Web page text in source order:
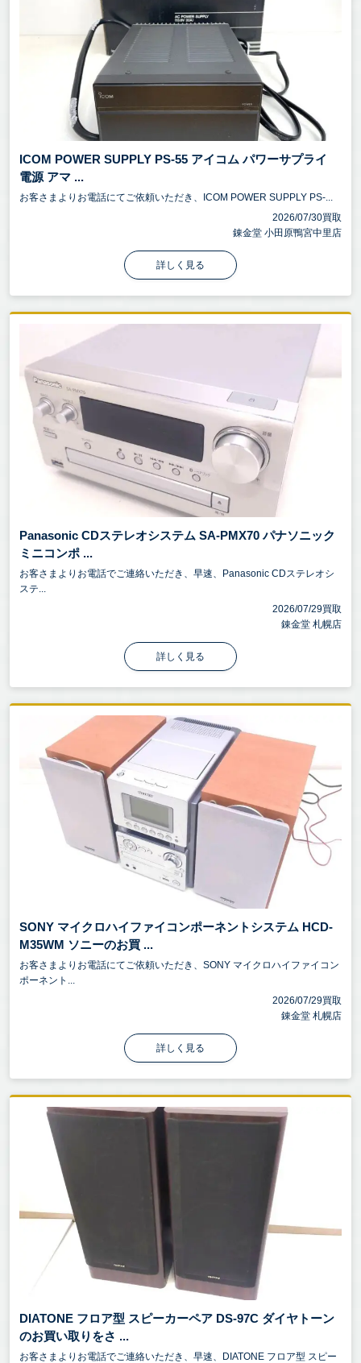
ICOM POWER SUPPLY PS-55 アイコム パワーサプライ
電源 アマ ...
お客さまよりお電話にてご依頼いただき、ICOM POWER SUPPLY PS-...
2026/07/30買取
錬金堂 小田原鴨宮中里店
詳しく見る
Panasonic CDステレオシステム SA-PMX70 パナソニック
ミニコンポ ...
お客さまよりお電話でご連絡いただき、早速、Panasonic CDステレオシ
ステ...
2026/07/29買取
錬金堂 札幌店
詳しく見る
SONY マイクロハイファイコンポーネントシステム HCD-
M35WM ソニーのお買 ...
お客さまよりお電話にてご依頼いただき、SONY マイクロハイファイコン
ポーネント...
2026/07/29買取
錬金堂 札幌店
詳しく見る
DIATONE フロア型 スピーカーペア DS-97C ダイヤトーン
のお買い取りをさ ...
お客さまよりお電話でご連絡いただき、早速、DIATONE フロア型 スピー